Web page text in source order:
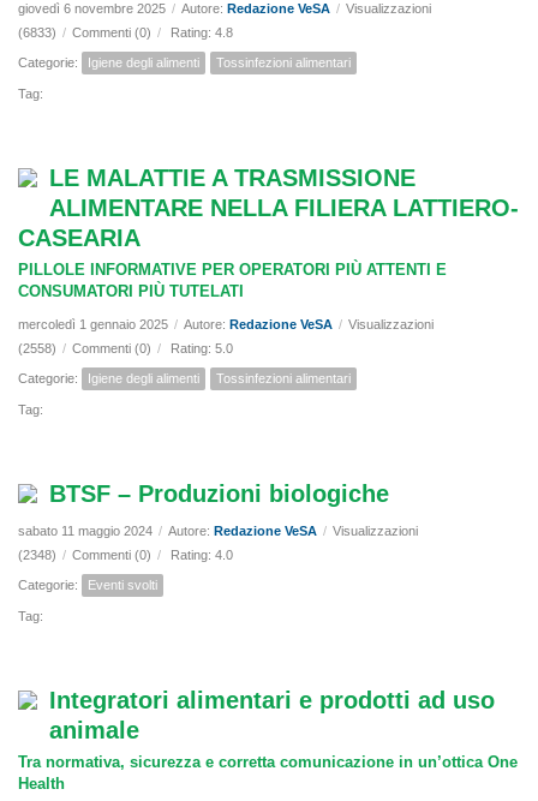
giovedì 6 novembre 2025 / Autore: Redazione VeSA / Visualizzazioni
(6833) / Commenti (0) / Rating: 4.8
Categorie: Igiene degli alimenti Tossinfezioni alimentari
Tag:
LE MALATTIE A TRASMISSIONE
ALIMENTARE NELLA FILIERA LATTIERO-
CASEARIA
PILLOLE INFORMATIVE PER OPERATORI PIÙ ATTENTI E
CONSUMATORI PIÙ TUTELATI
mercoledì 1 gennaio 2025 / Autore: Redazione VeSA / Visualizzazioni
(2558) / Commenti (0) / Rating: 5.0
Categorie: Igiene degli alimenti Tossinfezioni alimentari
Tag:
BTSF – Produzioni biologiche
sabato 11 maggio 2024 / Autore: Redazione VeSA / Visualizzazioni
(2348) / Commenti (0) / Rating: 4.0
Categorie: Eventi svolti
Tag:
Integratori alimentari e prodotti ad uso
animale
Tra normativa, sicurezza e corretta comunicazione in un’ottica One
Health